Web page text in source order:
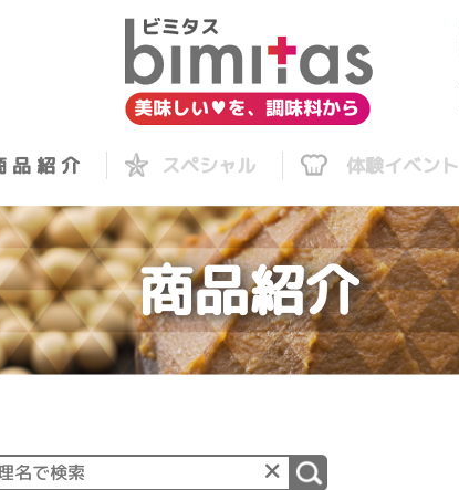
品 紹 介 スペシャル 体験イベント
商品紹介
×